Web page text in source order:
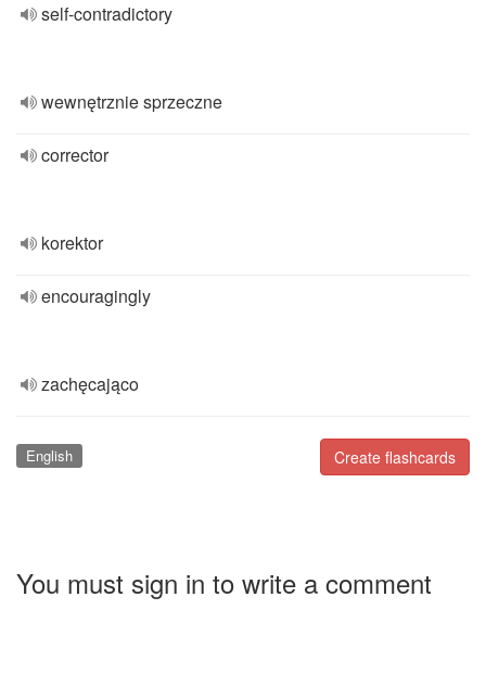
self-contradictory
wewnętrznie sprzeczne
corrector
korektor
encouragingly
zachęcająco
Create flashcards
English
You must sign in to write a comment